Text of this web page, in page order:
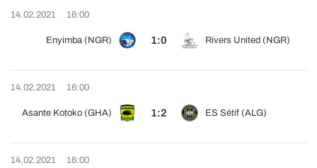
14.02.2021 16:00
Enyimba (NGR) 1:0 Rivers United (NGR)
14.02.2021 16:00
Asante Kotoko (GHA) 1:2 ES Sétif (ALG)
14.02.2021 16:00